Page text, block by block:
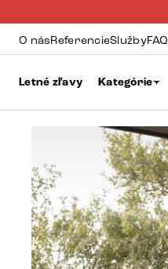
O násReferencieSlužbyFAQ
Letné zľavy Kategórie